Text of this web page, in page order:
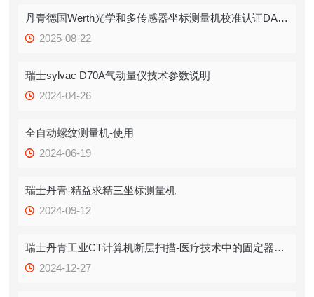
丹青德国Werth光学和多传感器坐标测量机校准认证DAkks
2025-08-22
瑞士sylvac D70A气动量仪技术参数说明
2024-04-26
全自动螺纹测量机-使用
2024-06-19
瑞士丹青-精益求精三坐标测量机
2024-09-12
瑞士丹青工业CT计算机断层扫描-医疗技术中的固定器测量
2024-12-27